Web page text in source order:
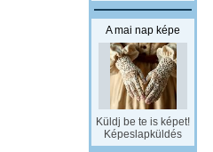
A mai nap képe
Küldj be te is képet!
Képeslapküldés